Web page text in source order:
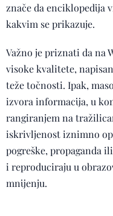
znače da enciklopedija
kakvim se prikazuje.
Važno je priznati da na
visoke kvalitete,
teže točnosti. Ipak,
izvora informacija, u
rangiranjem na
iskrivljenost iznimno
pogreške, propaganda
i reproduciraju u
mnijenju.